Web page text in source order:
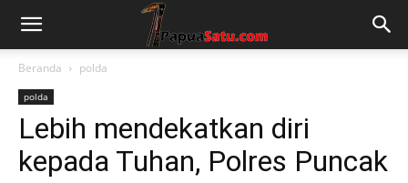
Beranda polda
polda
Lebih mendekatkan diri
kepada Tuhan, Polres Puncak